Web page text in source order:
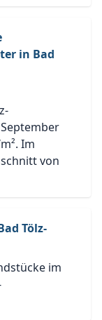
in Bad
Im
von
Tölz-
im